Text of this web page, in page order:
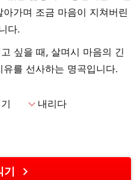
가며 조금 마음이 지쳐버린
다.
싶을 때, 살며시 마음의 긴
를 선사하는 명곡입니다.
expand_more내리다
chevron_right